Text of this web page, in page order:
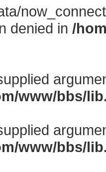
denied in /
www/bbs/
www/bbs/